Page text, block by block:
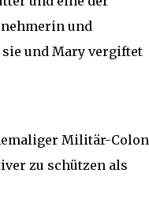
und
und Mary vergiftet
Militär-
zu schützen als